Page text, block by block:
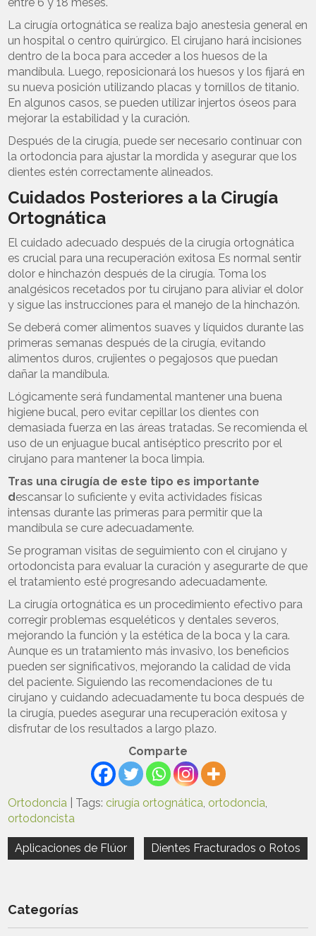
La cirugía ortognática se realiza bajo anestesia general en
un hospital o centro quirúrgico. El cirujano hará incisiones
dentro de la boca para acceder a los huesos de la
mandíbula. Luego, reposicionará los huesos y los fijará en
su nueva posición utilizando placas y tornillos de titanio.
En algunos casos, se pueden utilizar injertos óseos para
mejorar la estabilidad y la curación.
Después de la cirugía, puede ser necesario continuar con
la ortodoncia para ajustar la mordida y asegurar que los
dientes estén correctamente alineados.
Cuidados Posteriores a la Cirugía
Ortognática
El cuidado adecuado después de la cirugía ortognática
es crucial para una recuperación exitosa Es normal sentir
dolor e hinchazón después de la cirugía. Toma los
analgésicos recetados por tu cirujano para aliviar el dolor
y sigue las instrucciones para el manejo de la hinchazón.
Se deberá comer alimentos suaves y líquidos durante las
primeras semanas después de la cirugía, evitando
alimentos duros, crujientes o pegajosos que puedan
dañar la mandíbula.
Lógicamente será fundamental mantener una buena
higiene bucal, pero evitar cepillar los dientes con
demasiada fuerza en las áreas tratadas. Se recomienda el
uso de un enjuague bucal antiséptico prescrito por el
cirujano para mantener la boca limpia.
Tras una cirugía de este tipo es importante
descansar lo suficiente y evita actividades físicas
intensas durante las primeras para permitir que la
mandíbula se cure adecuadamente.
Se programan visitas de seguimiento con el cirujano y
ortodoncista para evaluar la curación y asegurarte de que
el tratamiento esté progresando adecuadamente.
La cirugía ortognática es un procedimiento efectivo para
corregir problemas esqueléticos y dentales severos,
mejorando la función y la estética de la boca y la cara.
Aunque es un tratamiento más invasivo, los beneficios
pueden ser significativos, mejorando la calidad de vida
del paciente. Siguiendo las recomendaciones de tu
cirujano y cuidando adecuadamente tu boca después de
la cirugía, puedes asegurar una recuperación exitosa y
disfrutar de los resultados a largo plazo.
Comparte
Ortodoncia | Tags: cirugía ortognática, ortodoncia,
ortodoncista
Navegación
Aplicaciones de Flúor Dientes Fracturados o Rotos
Categorías